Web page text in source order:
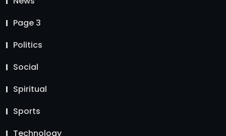
Page 3
Politics
Social
Spiritual
Sports
Technology